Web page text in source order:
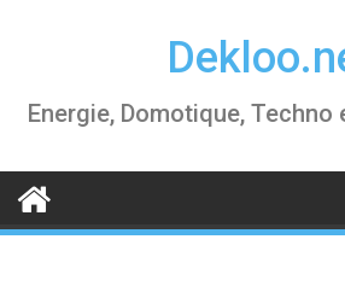
Energie, Domotique,